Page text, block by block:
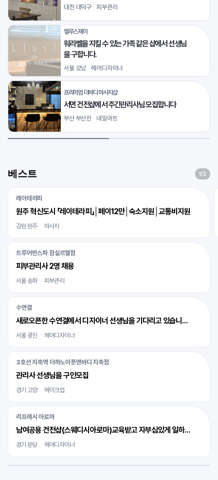
대전 대덕구 피부관리
엘루스제이
워라벨을 지킬 수 있는 가족 같은 샵에서 선생님
을 구합니다.
서울 강남 헤어디자이너
프리미엄 더바디 마사지샵
서면 건전샵에서 주간관리사님 모집합니다
부산 부산진 네일아트
베스트 1/2
레이테라피
원주 혁신도시 「레이테라피」│페이12만│숙소지원│교통비지원
강원 원주 마사지
트루어반스파 잠실르엘점
피부관리사 2명 채용
서울 송파 피부관리
수연결
새로오픈한 수연결에서 디자이너 선생님을 기다리고 있습니다 ^^
서울 광진 헤어디자이너
3호선 지축역 더하노이풋앤바디 지축점
관리사 선생님을 구인모집
경기 고양 메이크업
리프레시 아로마
남여공용 건전샵(스웨디시아로마)교육받고 자부심있게 일하실 바디테라피사 모십니다
경기 분당 헤어디자이너